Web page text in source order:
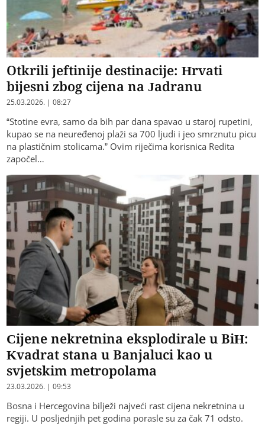
Otkrili jeftinije destinacije: Hrvati
bijesni zbog cijena na Jadranu
25.03.2026. | 08:27
“Stotine evra, samo da bih par dana spavao u staroj rupetini,
kupao se na neuređenoj plaži sa 700 ljudi i jeo smrznutu picu
na plastičnim stolicama.” Ovim riječima korisnica Redita
započel…
Cijene nekretnina eksplodirale u BiH:
Kvadrat stana u Banjaluci kao u
svjetskim metropolama
23.03.2026. | 09:53
Bosna i Hercegovina bilježi najveći rast cijena nekretnina u
regiji. U posljednjih pet godina porasle su za čak 71 odsto.